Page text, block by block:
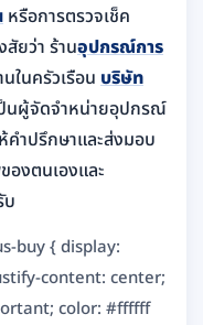
หรือการตรวจเช็ค
ยว่า ร้านอุปกรณ์การ
ในครัวเรือน บริษัท
นผู้จัดจำหน่ายอุปกรณ์
ำปรึกษาและส่งมอบ
งตนเองและ
บ
buy { display:
content: center;
color: #ffffff